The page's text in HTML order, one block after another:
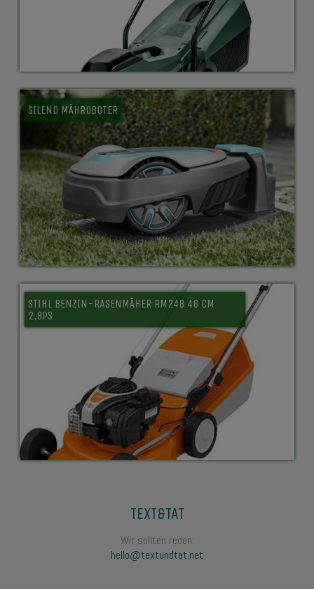
SILENO MÄHROBOTER
STIHL BENZIN-RASENMÄHER RM248 46 CM
2,8PS
TEXT&TAT
Wir sollten reden:
hello@textundtat.net